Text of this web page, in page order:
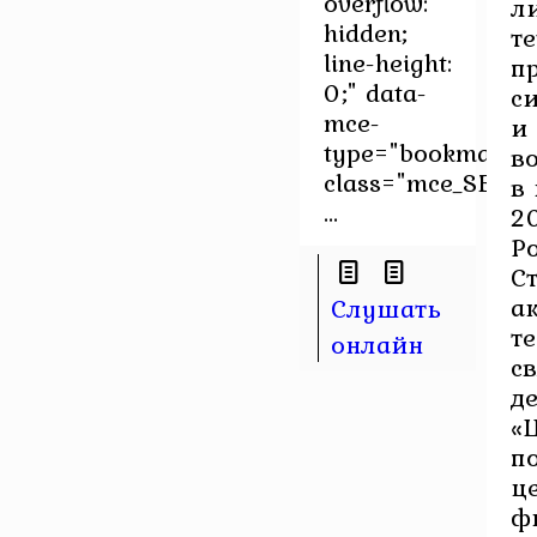
hidden;
line-height:
0;" data-
mce-
type="bookmark"
...
Слушать
онлайн
и
в